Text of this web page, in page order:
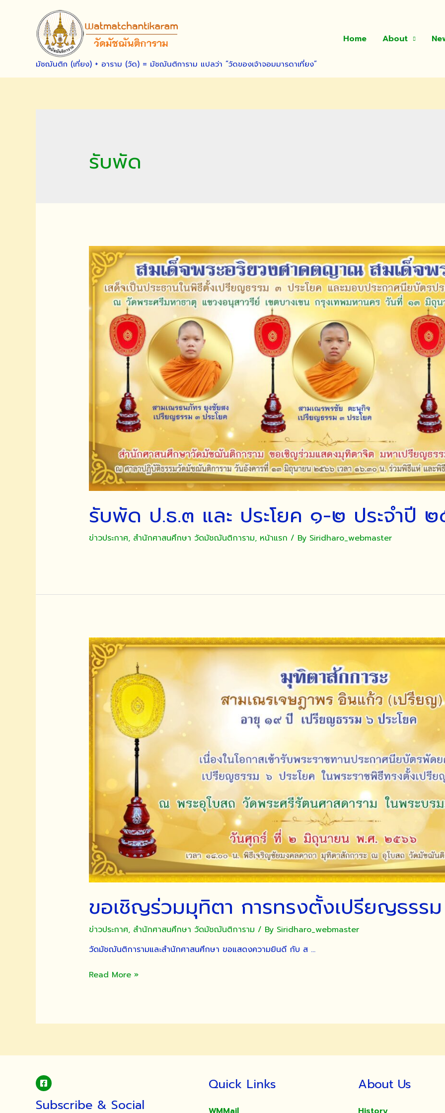
มัชฌันติก (เที่ยง) + อาราม (วัด) = มัชฌันติการาม แปลว่า “วัดของเจ้าจอมมารดาเที่ยง”
Home About
รับพัด
รับพัด ป.ธ.๓ และ ประโยค ๑-๒ ประจำปี
ข่าวประกาศ, สำนักศาสนศึกษา วัดมัชฌันติการาม, หน้าแรก / By Siridharo_webmaster
ขอเชิญร่วมมุทิตา การทรงตั้งเปรียญธรร
ข่าวประกาศ, สำนักศาสนศึกษา วัดมัชฌันติการาม / By Siridharo_webmaster
วัดมัชฌันติการามและสำนักศาสนศึกษา ขอแสดงความยินดี กับ ส …
ขอ
การ
ประโยค
Read More »
Subscribe & Social
Quick Links About Us